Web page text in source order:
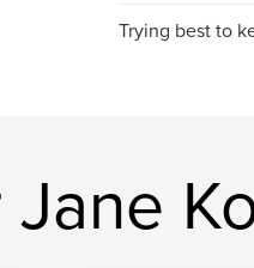
Trying best to